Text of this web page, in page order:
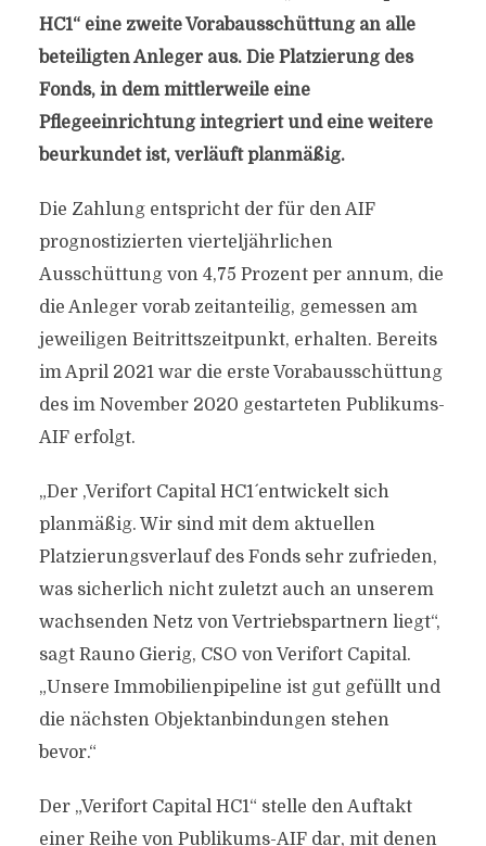
HC1“ eine zweite Vorabausschüttung an alle
beteiligten Anleger aus. Die Platzierung des
Fonds, in dem mittlerweile eine
Pflegeeinrichtung integriert und eine weitere
beurkundet ist, verläuft planmäßig.
Die Zahlung entspricht der für den AIF
prognostizierten vierteljährlichen
Ausschüttung von 4,75 Prozent per annum, die
die Anleger vorab zeitanteilig, gemessen am
jeweiligen Beitrittszeitpunkt, erhalten. Bereits
im April 2021 war die erste Vorabausschüttung
des im November 2020 gestarteten Publikums-
AIF erfolgt.
„Der ,Verifort Capital HC1´ entwickelt sich
planmäßig. Wir sind mit dem aktuellen
Platzierungsverlauf des Fonds sehr zufrieden,
was sicherlich nicht zuletzt auch an unserem
wachsenden Netz von Vertriebspartnern liegt“,
sagt Rauno Gierig, CSO von Verifort Capital.
„Unsere Immobilienpipeline ist gut gefüllt und
die nächsten Objektanbindungen stehen
bevor.“
Der „Verifort Capital HC1“ stelle den Auftakt
einer Reihe von Publikums-AIF dar, mit denen